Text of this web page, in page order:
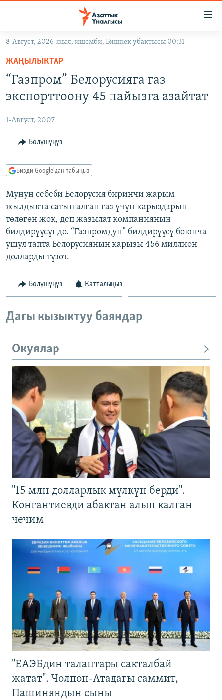
Навигацияга
өтүңүз
Издөөгө
салыңыз
КЫРГЫЗСТАН
КЫРГЫЗСТАН
ЭКОНОМИКА
МАДАНИЯТ
БОРБОР АЗИЯ
УКРАИНА
АТАЙЫН ИЛИКТӨӨ
ТВ ПРОГРАММАЛАР
ЭКСПЕРТТЕР ТАЛДАЙТ
БИЗ ЖАНА ДҮЙНӨ
ЭЖЕ-СИҢДИЛЕР
АЗАТТЫК+
ӨЗГӨЧӨ ПИКИР
Русский
ОНЛАЙН ШЕРИНЕ
ЭЕ/АРнун бардык сайттары
8-Август, 2026-жыл, ишемби, Бишкек убактысы 00:31
ЖАҢЫЛЫКТАР
“Газпром” Белорусияга газ
экспорттоону 45 пайызга азайтат
1-Август, 2007
Бөлүшүңүз
Бизди Google'дан табыңыз
Мунун себеби Белорусия биринчи жарым
жылдыкта сатып алган газ үчүн карыздарын
төлөгөн жок, деп жазылат компаниянын
билдирүүсүндө. “Газпромдун” билдирүүсү боюнча
ушул тапта Белорусиянын карызы 456 миллион
долларды түзөт.
Бөлүшүңүз Катталыңыз
Дагы кызыктуу баяндар
Окуялар
"15 млн долларлык мүлкүн берди".
Конгантиевди абактан алып калган
чечим
"ЕАЭБдин талаптары сакталбай
жатат". Чолпон-Атадагы саммит,
Пашиняндын сыны